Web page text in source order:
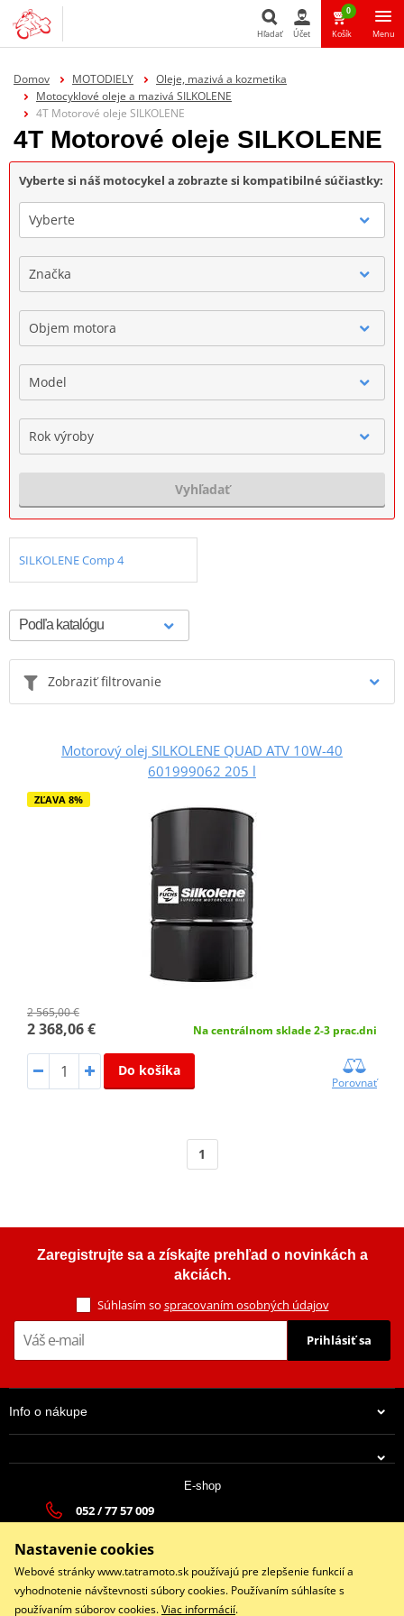
Hľadať Účet
0
Košík Menu
Domov MOTODIELY
Oleje, mazivá a kozmetika
Motocyklové oleje a mazivá SILKOLENE
4T Motorové oleje SILKOLENE
4T Motorové oleje SILKOLENE
Vyberte si náš motocykel a zobrazte si kompatibilné súčiastky:
Vyberte
Značka
Objem motora
Model
Rok výroby
Vyhľadať
SILKOLENE Comp 4
Zobraziť filtrovanie
Motorový olej SILKOLENE QUAD ATV 10W-40
601999062 205 l
ZĽAVA 8%
2 565,00 €
2 368,06 € Na centrálnom sklade 2-3 prac.dni
Do košíka
Porovnať
1
Zaregistrujte sa a získajte prehľad o novinkách a
akciách.
Súhlasím so spracovaním osobných údajov
Prihlásiť sa
Info o nákupe
E-shop
052 / 77 57 009
Po - Pia 9:00-17:00 | So: 9:00-13:00 | Ne: Zatvorené
Nastavenie cookies
Webové stránky www.tatramoto.sk používajú pre zlepšenie funkcií a
vyhodnotenie návštevnosti súbory cookies. Používaním súhlasíte s
používaním súborov cookies.Viac informácií.